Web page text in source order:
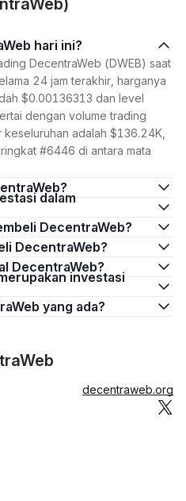
hari ini?
DecentraWeb (DWEB) saat
24 jam terakhir, harganya
$0.00136313 dan level
dengan volume trading
adalah $136.24K,
#6446 di antara mata
DecentraWeb?
DecentraWeb?
DecentraWeb?
yang ada?
decentraweb.org